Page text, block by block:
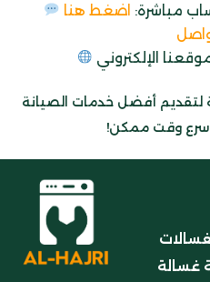
مباشرة: اضغط هنا
لتقديم أفضل خدمات الصيانة
وقت ممكن!
غسالة